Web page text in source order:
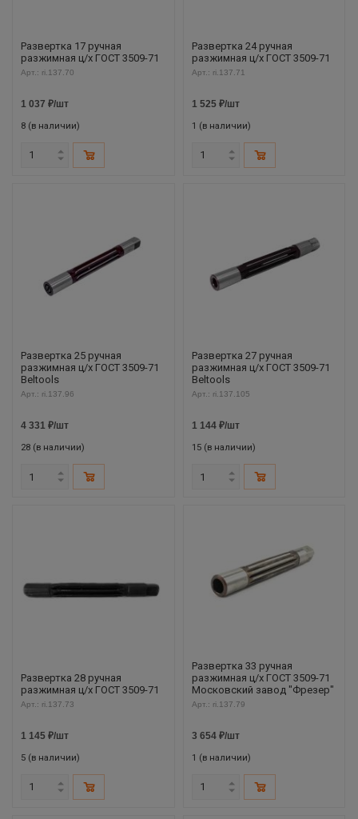
Развертка 17 ручная
разжимная ц/х ГОСТ 3509-71
Арт.: ri.137.70
1 037 ₽/шт
8 (в наличии)
Развертка 24 ручная
разжимная ц/х ГОСТ 3509-71
Арт.: ri.137.71
1 525₽/шт
1 (в наличии)
Развертка 25 ручная
разжимная ц/х ГОСТ 3509-71
Beltools
Арт.: ri.137.96
4 331 ₽/шт
28 (в наличии)
Развертка 27 ручная
разжимная ц/х ГОСТ 3509-71
Beltools
Арт.: ri.137.105
1 144₽/шт
15 (в наличии)
Развертка 28 ручная
разжимная ц/х ГОСТ 3509-71
Арт.: ri.137.73
1 145 ₽/шт
5 (в наличии)
Развертка 33 ручная
разжимная ц/х ГОСТ 3509-71
Московский завод "Фрезер"
Арт.: ri.137.79
3 654₽/шт
1 (в наличии)